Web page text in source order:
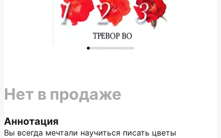
Аннотация
Вы всегда мечтали научиться писать цветы
Нет в продаже